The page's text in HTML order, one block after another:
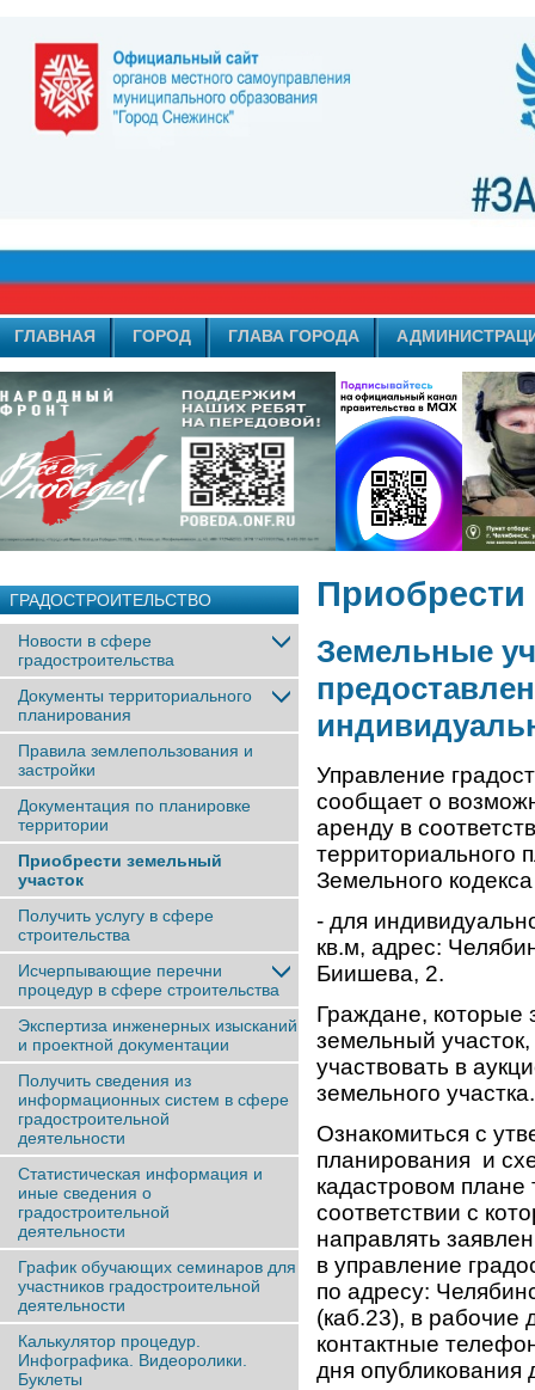
ГЛАВНАЯ ГОРОД ГЛАВА ГОРОДА
ГРАДОСТРОИТЕЛЬСТВО
Новости в сфере
градостроительства
Документы территориального
планирования
Правила землепользования и
застройки
Документация по планировке
территории
Приобрести земельный
участок
Получить услугу в сфере
строительства
Исчерпывающие перечни
процедур в сфере строительства
Экспертиза инженерных изысканий
и проектной документации
Получить сведения из
информационных систем в сфере
градостроительной
деятельности
Статистическая информация и
иные сведения о
градостроительной
деятельности
График обучающих семинаров для
участников градостроительной
деятельности
Калькулятор процедур.
Инфографика. Видеоролики.
Буклеты
Земельные
Управление
сообщает о
аренду в
территориального
Земельного
- для
кв.м, адрес:
Биишева, 2.
Граждане, которые
земельный
участвовать в
земельного участка.
Ознакомиться с
планирования и
кадастровом
соответствии с
направлять
в управление
по адресу:
(каб.23), в рабочие
контактные
дня опубликования